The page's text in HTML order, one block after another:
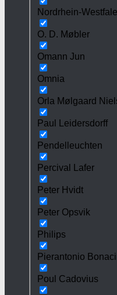
Nordrhein-
O. D. Møbler
Omann Jun
Omnia
Orla Mølgaard
Paul Leidersdorff
Pendelleuchten
Percival Lafer
Peter Hvidt
Peter Opsvik
Philips
Pierantonio
Poul Cadovius